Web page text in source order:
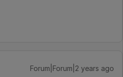
Forum|Forum|2 years ago